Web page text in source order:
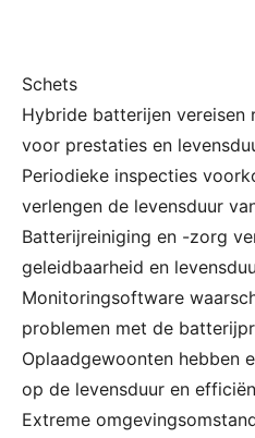
Schets
Hybride batterijen vereisen
voor prestaties en
Periodieke inspecties
verlengen de levensduur
Batterijreiniging en -zorg
geleidbaarheid en
Monitoringsoftware
problemen met de
Oplaadgewoonten hebben
op de levensduur en
Extreme